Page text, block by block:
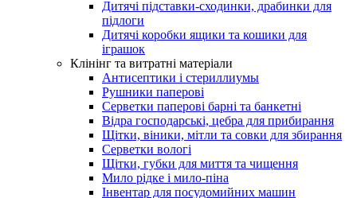
Дитячі підставки-сходинки, драбинки для
підлоги
Дитячі коробки ящики та кошики для
іграшок
Клінінг та витратні матеріали
Антисептики і стериллиумы
Рушники паперові
Серветки паперові барні та банкетні
Відра господарські, цебра для прибирання
Щітки, віники, мітли та совки для збирання
Серветки вологі
Щітки, губки для миття та чищення
Мило рідке і мило-піна
Інвентар для посудомийних машин